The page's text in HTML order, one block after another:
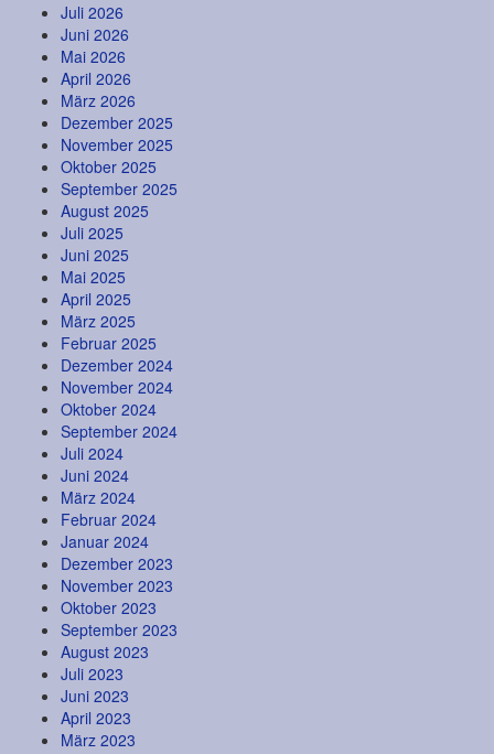
Juli 2026
Juni 2026
Mai 2026
April 2026
März 2026
Dezember 2025
November 2025
Oktober 2025
September 2025
August 2025
Juli 2025
Juni 2025
Mai 2025
April 2025
März 2025
Februar 2025
Dezember 2024
November 2024
Oktober 2024
September 2024
Juli 2024
Juni 2024
März 2024
Februar 2024
Januar 2024
Dezember 2023
November 2023
Oktober 2023
September 2023
August 2023
Juli 2023
Juni 2023
April 2023
März 2023